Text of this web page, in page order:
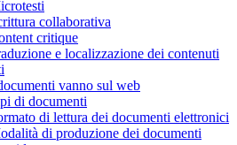
collaborativa
critique
e localizzazione dei contenuti
vanno sul web
di documenti
di lettura dei documenti elettronici
di produzione dei documenti